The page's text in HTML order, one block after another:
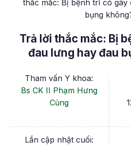
thắc mắc: Bị bệnh trĩ có gây
bụng
Trả lời thắc mắc: Bị
đau lưng hay đau
Tham vấn Y khoa:
Bs CK II Phạm Hưng
Củng
Lần cập nhật cuối: